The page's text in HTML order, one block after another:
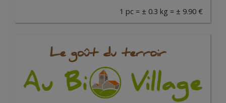
1 pc = ± 0.3 kg = ± 9.90 €